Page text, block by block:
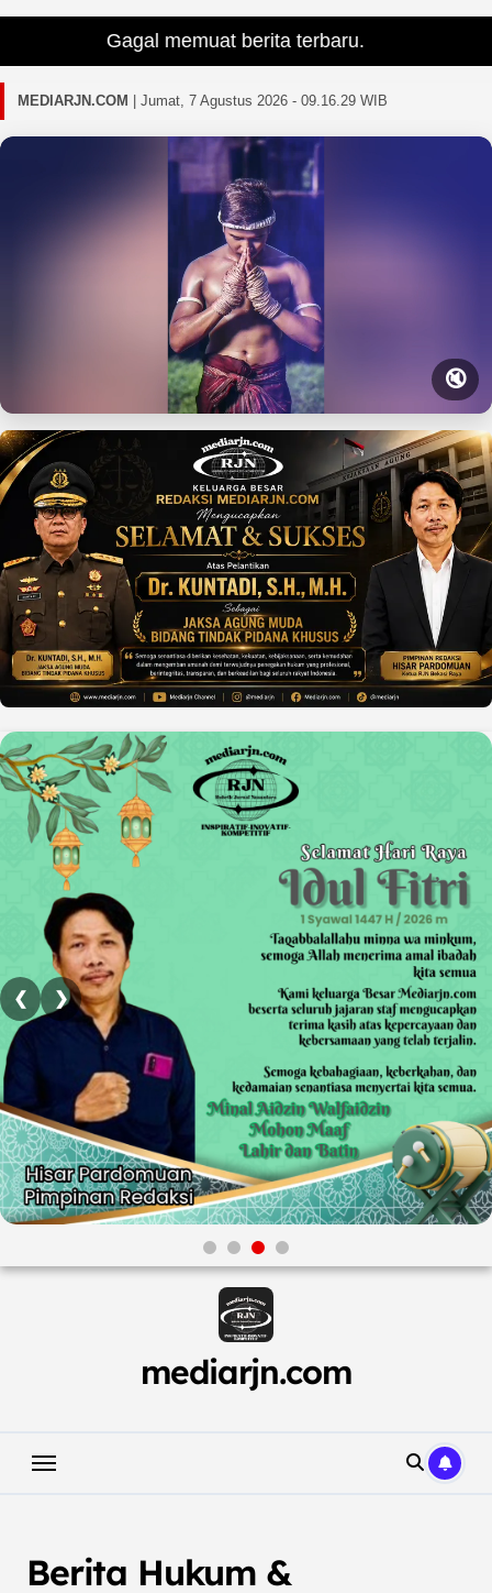
Gagal memuat berita terbaru.
MEDIARJN.COM Jumat, 7 Agustus 2026 - 09.16.30 WIB
🔇
❮ ❯
Skip
mediarjn.com
Berita Hukum &